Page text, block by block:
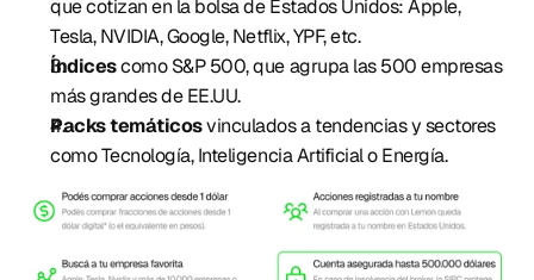
que cotizan en la bolsa de Estados Unidos: Apple,
Tesla, NVIDIA, Google, Netflix, YPF, etc.
Índices como S&P 500, que agrupa las 500 empresas
más grandes de EE.UU.
Packs temáticos vinculados a tendencias y sectores
como Tecnología, Inteligencia Artificial o Energía.